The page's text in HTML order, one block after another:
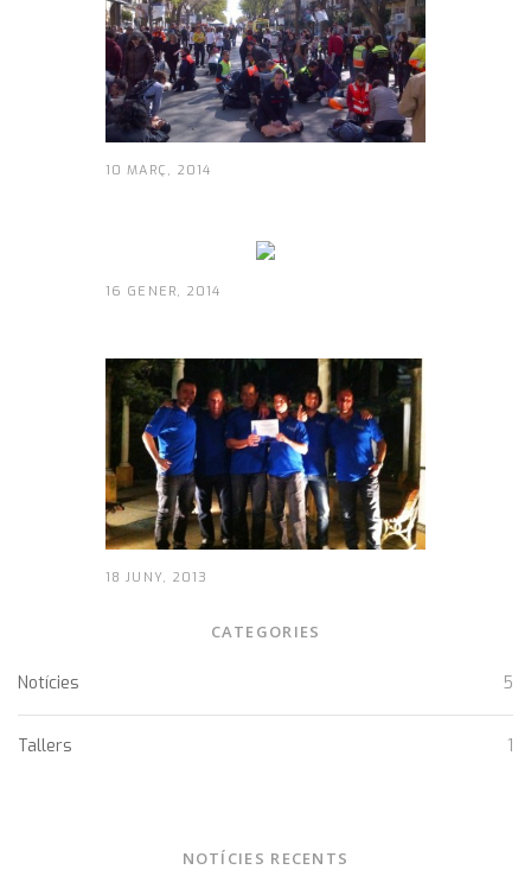
10 MARÇ, 2014
16 GENER, 2014
18 JUNY, 2013
CATEGORIES
Notícies 5
Tallers 1
NOTÍCIES RECENTS